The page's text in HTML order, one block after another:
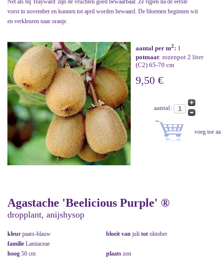
vorst in november en kunnen tot april worden bewaard. De bloemen beginnen wit
en verkleuren naar oranje.
aantal per m2: 1
potmaat: rozenpot 2 liter
(C2) 65-70 cm
9,50 €
aantal:
Agastache 'Beelicious Purple' ®
dropplant, anijshysop
kleur paars-blauw bloeit van juli tot oktober
familie Lamiaceae
hoog 50 cm plaats zon